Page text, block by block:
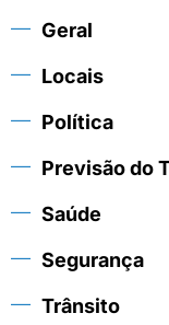
Geral
Locais
Política
Previsão do
Saúde
Segurança
Trânsito